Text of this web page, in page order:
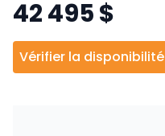
42 495$
Vérifier la disponibilité